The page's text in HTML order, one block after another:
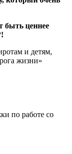
быть ценнее
и детям,
жизни»
по работе со